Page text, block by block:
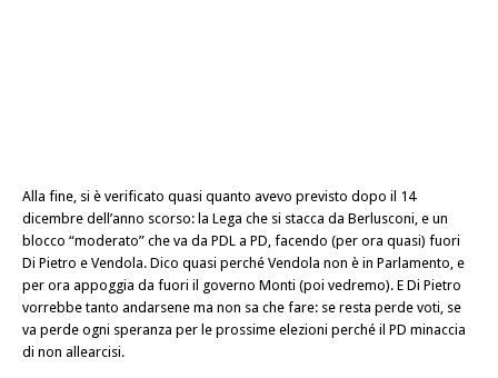
Alla fine, si è verificato quasi quanto avevo previsto dopo il 14
dicembre dell’anno scorso: la Lega che si stacca da Berlusconi, e un
blocco “moderato” che va da PDL a PD, facendo (per ora quasi) fuori
Di Pietro e Vendola. Dico quasi perché Vendola non è in Parlamento, e
per ora appoggia da fuori il governo Monti (poi vedremo). E Di Pietro
vorrebbe tanto andarsene ma non sa che fare: se resta perde voti, se
va perde ogni speranza per le prossime elezioni perché il PD minaccia
di non allearcisi.